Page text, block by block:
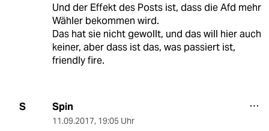
Und der Effekt des Posts ist, dass die Afd mehr
Wähler bekommen wird.
Das hat sie nicht gewollt, und das will hier auch
keiner, aber dass ist das, was passiert ist,
friendly fire.
S Spin
11.09.2017, 19:05 Uhr